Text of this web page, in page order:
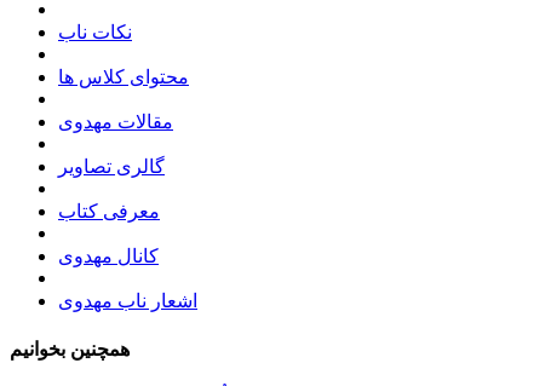
نکات ناب
محتوای کلاس ها
مقالات مهدوی
گالری تصاویر
معرفی کتاب
کانال مهدوی
اشعار ناب مهدوی
همچنین بخوانیم